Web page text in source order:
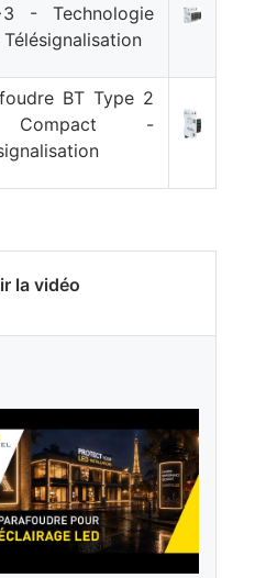
- Technologie
Télésignalisation
BT Type 2
-
la vidéo